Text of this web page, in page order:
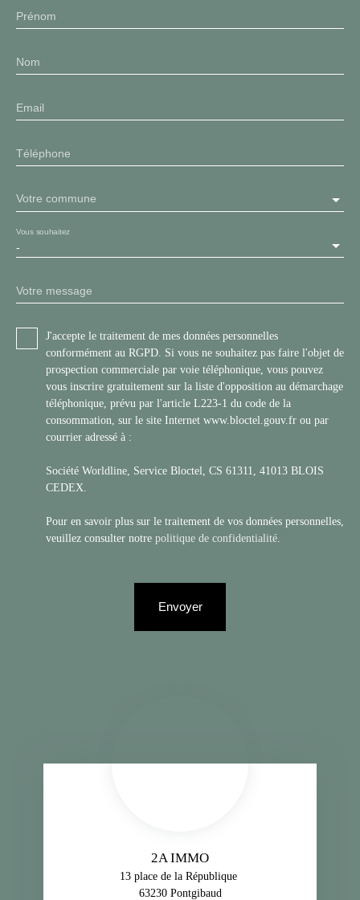
Prénom
Nom
Email
Téléphone
Votre commune
-
Vous souhaitez
Votre message
J'accepte le traitement de mes données personnelles
conformément au RGPD. Si vous ne souhaitez pas faire l'objet de
prospection commerciale par voie téléphonique, vous pouvez
vous inscrire gratuitement sur la liste d'opposition au démarchage
téléphonique, prévu par l'article L223-1 du code de la
consommation, sur le site Internet www.bloctel.gouv.fr ou par
courrier adressé à :
Société Worldline, Service Bloctel, CS 61311, 41013 BLOIS
CEDEX.
Pour en savoir plus sur le traitement de vos données personnelles,
veuillez consulter notre politique de confidentialité
Envoyer
2A IMMO
13 place de la République
63230 Pontgibaud